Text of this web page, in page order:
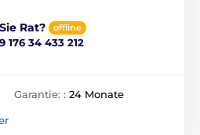
Rat? offline
176 34 433 212
Garantie: : 24 Monate